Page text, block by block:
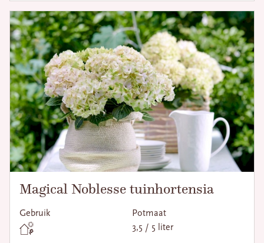
Magical Noblesse tuinhortensia
Gebruik
Potmaat
3,5 / 5 liter